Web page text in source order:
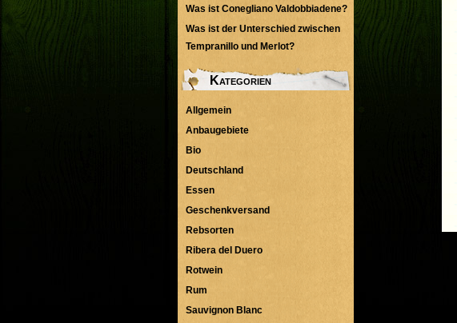
Was ist Conegliano Valdobbiadene?
Was ist der Unterschied zwischen
Tempranillo und Merlot?
Kategorien
Allgemein
Anbaugebiete
Bio
Deutschland
Essen
Geschenkversand
Rebsorten
Ribera del Duero
Rotwein
Rum
Sauvignon Blanc